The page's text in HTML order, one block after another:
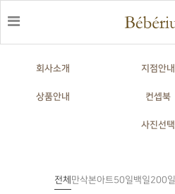
회사소개 지점안내
상품안내 컨셉북
사진선택
전체 만삭본아트 50일 백일 200일